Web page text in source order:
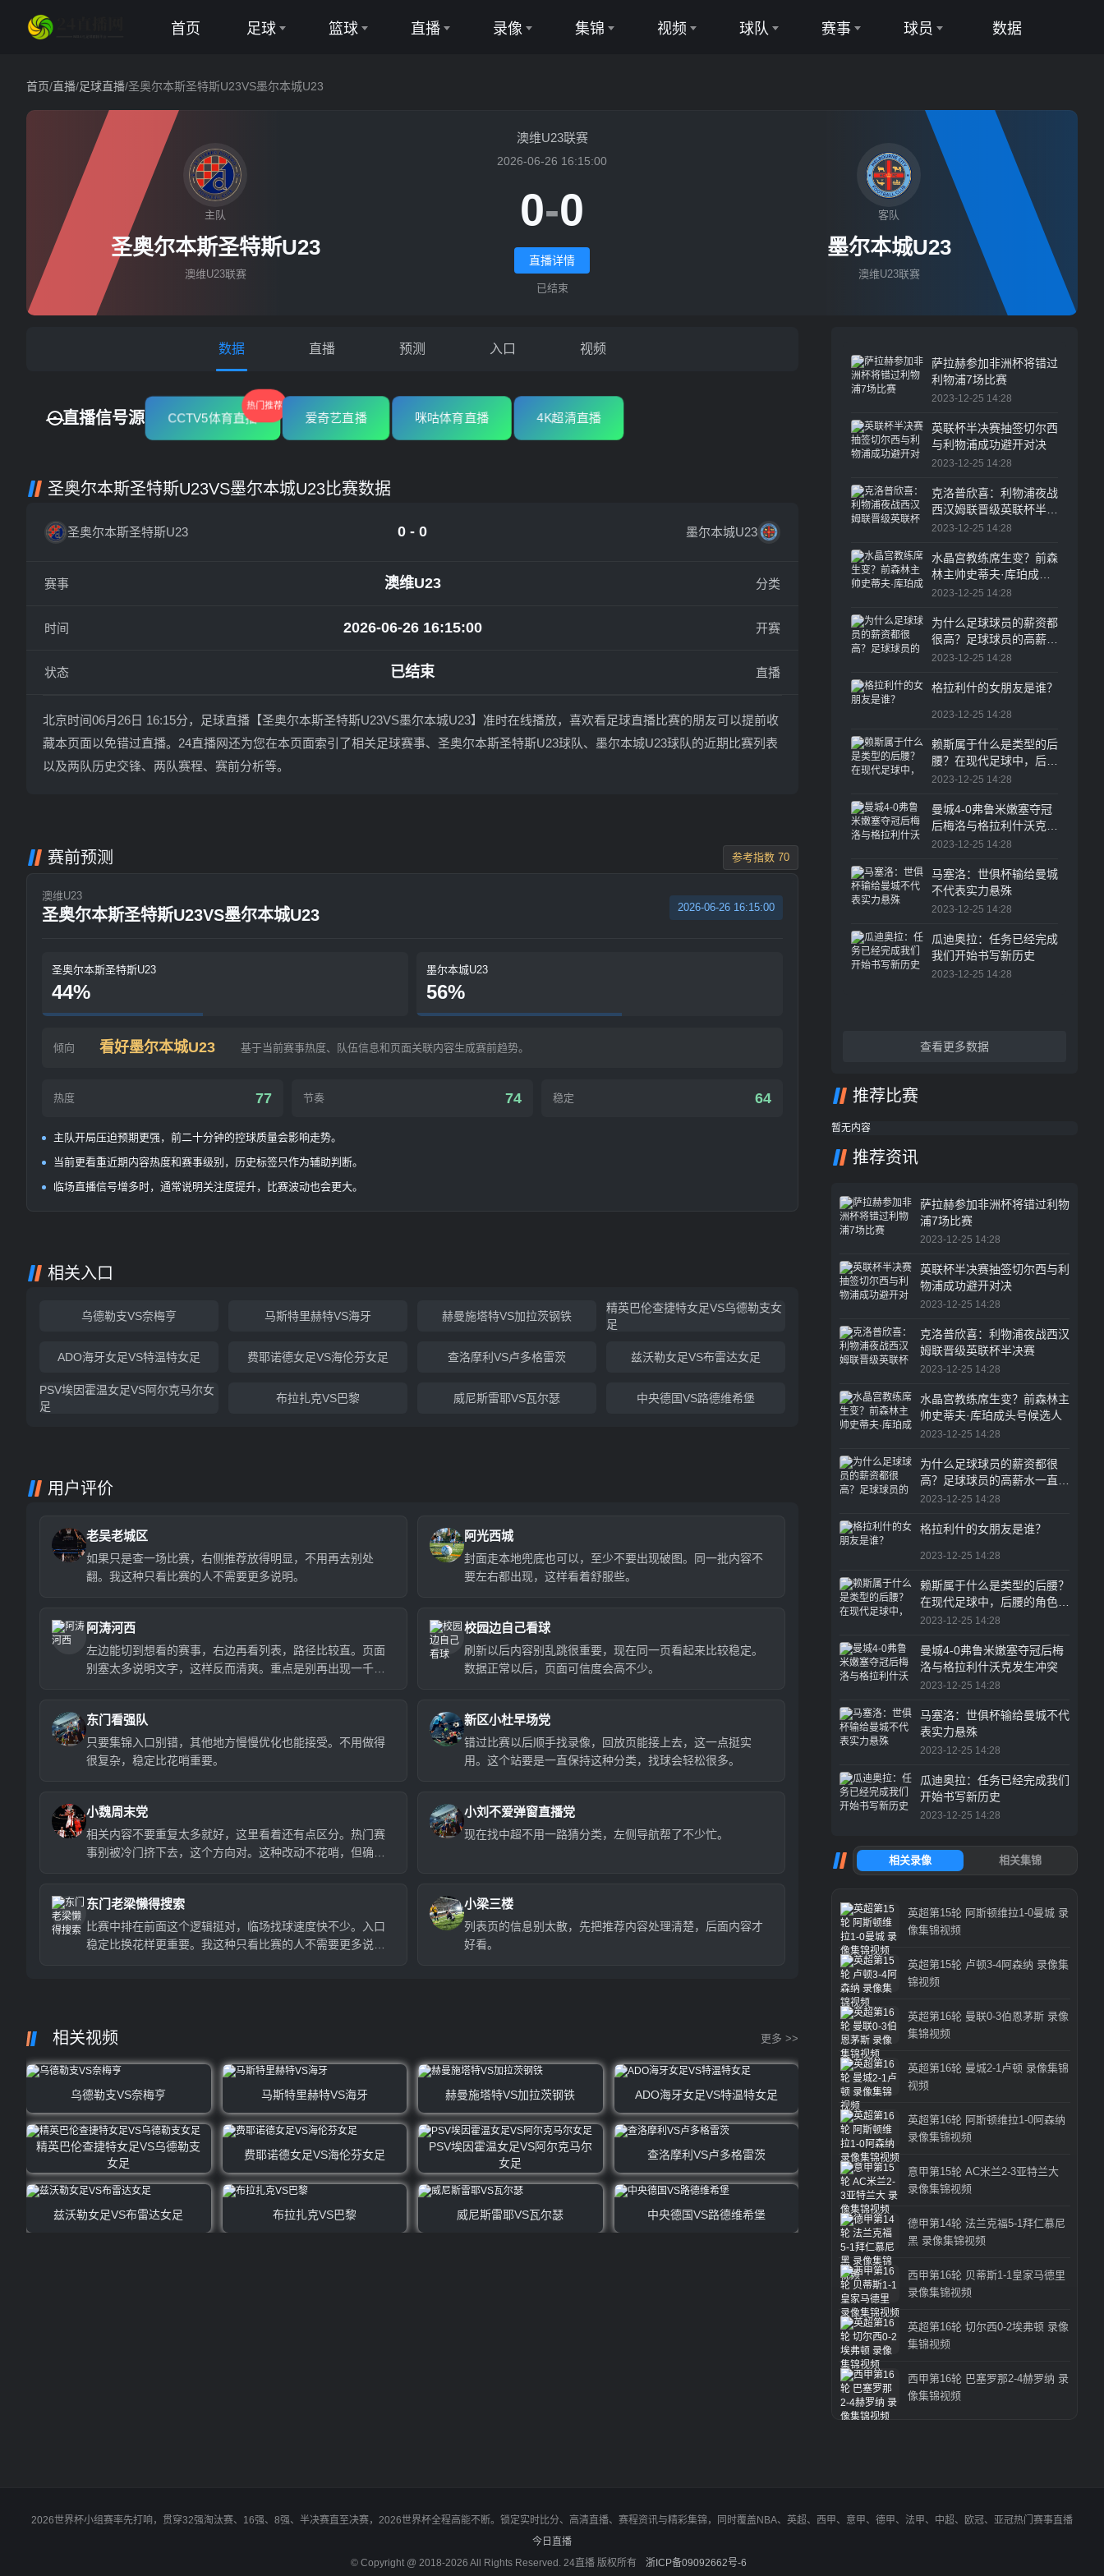
首页 足球
欧冠
篮球 直播 录像 集锦 视频 球队 赛事 球员
篮球球员
数据
首页/直播/足球直播/圣奥尔本斯圣特斯U23VS墨尔本城U23
主队圣奥尔本斯圣特斯U23VS墨尔本城U23直播
圣奥尔本斯圣特斯U23
澳维U23联赛
澳维U23联赛
2026-06-26 16:15:00
0-0
直播详情
已结束
客队
墨尔本城U23
澳维U23联赛
数据 直播 预测 入口 视频
直播信号源 CCTV5体育直播
热门推荐
爱奇艺直播 咪咕体育直播 4K超清直播
圣奥尔本斯圣特斯U23VS墨尔本城U23比赛数据
圣奥尔本斯圣特斯U23 0 - 0 墨尔本城U23
赛事 澳维U23 分类
时间 2026-06-26 16:15:00 开赛
状态 已结束 直播
北京时间06月26日 16:15分，足球直播【圣奥尔本斯圣特斯U23VS墨尔本城U23】准时在线播放，喜欢看足球直播比赛的朋友可以提前收
藏本页面以免错过直播。24直播网还为您在本页面索引了相关足球赛事、圣奥尔本斯圣特斯U23球队、墨尔本城U23球队的近期比赛列表
以及两队历史交锋、两队赛程、赛前分析等。
赛前预测 参考指数 70
澳维U23
圣奥尔本斯圣特斯U23VS墨尔本城U23 2026-06-26 16:15:00
圣奥尔本斯圣特斯U23
44%
墨尔本城U23
56%
倾向 看好墨尔本城U23 基于当前赛事热度、队伍信息和页面关联内容生成赛前趋势。
热度 77 节奏 74 稳定 64
主队开局压迫预期更强，前二十分钟的控球质量会影响走势。
当前更看重近期内容热度和赛事级别，历史标签只作为辅助判断。
临场直播信号增多时，通常说明关注度提升，比赛波动也会更大。
相关入口
乌德勒支VS奈梅亨 马斯特里赫特VS海牙 赫曼施塔特VS加拉茨钢铁
精英巴伦查捷特女足VS乌德勒支女
足
ADO海牙女足VS特温特女足 费耶诺德女足VS海伦芬女足 查洛摩利VS卢多格雷茨 兹沃勒女足VS布雷达女足
PSV埃因霍温女足VS阿尔克马尔女
足
布拉扎克VS巴黎 威尼斯雷耶VS瓦尔瑟 中央德国VS路德维希堡
用户评价
老吴老城区
如果只是查一场比赛，右侧推荐放得明显，不用再去别处
翻。我这种只看比赛的人不需要更多说明。
阿光西城
封面走本地兜底也可以，至少不要出现破图。同一批内容不
要左右都出现，这样看着舒服些。
阿涛河西
左边能切到想看的赛事，右边再看列表，路径比较直。页面
别塞太多说明文字，这样反而清爽。重点是别再出现一千多
校园边自己看球
刷新以后内容别乱跳很重要，现在同一页看起来比较稳定。
数据正常以后，页面可信度会高不少。
东门看强队
只要集锦入口别错，其他地方慢慢优化也能接受。不用做得
很复杂，稳定比花哨重要。
新区小杜早场党
错过比赛以后顺手找录像，回放页能接上去，这一点挺实
用。这个站要是一直保持这种分类，找球会轻松很多。
小魏周末党
相关内容不要重复太多就好，这里看着还有点区分。热门赛
事别被冷门挤下去，这个方向对。这种改动不花哨，但确实
小刘不爱弹窗直播党
现在找中超不用一路猜分类，左侧导航帮了不少忙。
东门老梁懒得搜索
比赛中排在前面这个逻辑挺对，临场找球速度快不少。入口
稳定比换花样更重要。我这种只看比赛的人不需要更多说
小梁三楼
列表页的信息别太散，先把推荐内容处理清楚，后面内容才
好看。
相关视频 更多 >>
乌德勒支VS奈梅亨 马斯特里赫特VS海牙 赫曼施塔特VS加拉茨钢铁 ADO海牙女足VS特温特女足
精英巴伦查捷特女足VS乌德勒支
女足
费耶诺德女足VS海伦芬女足
PSV埃因霍温女足VS阿尔克马尔
女足
查洛摩利VS卢多格雷茨
兹沃勒女足VS布雷达女足 布拉扎克VS巴黎 威尼斯雷耶VS瓦尔瑟 中央德国VS路德维希堡
萨拉赫参加非洲杯将错过
利物浦7场比赛
2023-12-25 14:28
英联杯半决赛抽签切尔西
与利物浦成功避开对决
2023-12-25 14:28
克洛普欣喜：利物浦夜战
西汉姆联晋级英联杯半决
赛
2023-12-25 14:28
水晶宫教练席生变？前森
林主帅史蒂夫·库珀成头
号候选人
2023-12-25 14:28
为什么足球球员的薪资都
很高？足球球员的高薪水
一直是体育圈乃至整个职
2023-12-25 14:28
格拉利什的女朋友是谁？
2023-12-25 14:28
赖斯属于什么是类型的后
腰？在现代足球中，后腰
的角色越来越重要
2023-12-25 14:28
曼城4-0弗鲁米嫩塞夺冠
后梅洛与格拉利什沃克发
生冲突
2023-12-25 14:28
马塞洛：世俱杯输给曼城
不代表实力悬殊
2023-12-25 14:28
瓜迪奥拉：任务已经完成
我们开始书写新历史
2023-12-25 14:28
查看更多数据
推荐比赛
暂无内容
推荐资讯
萨拉赫参加非洲杯将错过利物
浦7场比赛
2023-12-25 14:28
英联杯半决赛抽签切尔西与利
物浦成功避开对决
2023-12-25 14:28
克洛普欣喜：利物浦夜战西汉
姆联晋级英联杯半决赛
2023-12-25 14:28
水晶宫教练席生变？前森林主
帅史蒂夫·库珀成头号候选人
2023-12-25 14:28
为什么足球球员的薪资都很
高？足球球员的高薪水一直是
体育圈乃至整个职业界的热议
2023-12-25 14:28
格拉利什的女朋友是谁？
2023-12-25 14:28
赖斯属于什么是类型的后腰？
在现代足球中，后腰的角色越
来越重要
2023-12-25 14:28
曼城4-0弗鲁米嫩塞夺冠后梅
洛与格拉利什沃克发生冲突
2023-12-25 14:28
马塞洛：世俱杯输给曼城不代
表实力悬殊
2023-12-25 14:28
瓜迪奥拉：任务已经完成我们
开始书写新历史
2023-12-25 14:28
英超第15轮 阿斯顿维拉1-0曼城 录
像集锦视频
英超第15轮 卢顿3-4阿森纳 录像集
锦视频
英超第16轮 曼联0-3伯恩茅斯 录像
集锦视频
英超第16轮 曼城2-1卢顿 录像集锦
视频
英超第16轮 阿斯顿维拉1-0阿森纳
录像集锦视频
意甲第15轮 AC米兰2-3亚特兰大
录像集锦视频
德甲第14轮 法兰克福5-1拜仁慕尼
黑 录像集锦视频
西甲第16轮 贝蒂斯1-1皇家马德里
录像集锦视频
英超第16轮 切尔西0-2埃弗顿 录像
集锦视频
西甲第16轮 巴塞罗那2-4赫罗纳 录
像集锦视频
2026世界杯小组赛率先打响，贯穿32强淘汰赛、16强、8强、半决赛直至决赛，2026世界杯全程高能不断。锁定实时比分、高清直播、赛程资讯与精彩集锦，同时覆盖NBA、英超、西甲、意甲、德甲、法甲、中超、欧冠、亚冠热门赛事直播
今日直播
© Copyright @ 2018-2026 All Rights Reserved. 24直播 版权所有
浙ICP备09092662号-6